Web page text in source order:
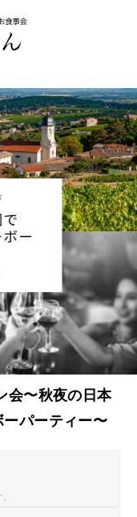
会〜秋夜の日本
パーティー〜